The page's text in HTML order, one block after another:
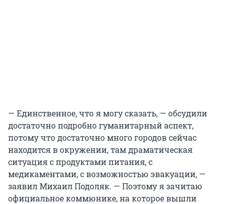
— Единственное, что я могу сказать, — обсудили
достаточно подробно гуманитарный аспект,
потому что достаточно много городов сейчас
находится в окружении, там драматическая
ситуация с продуктами питания, с
медикаментами, с возможностью эвакуации, —
заявил Михаил Подоляк. — Поэтому я зачитаю
официальное коммюнике, на которое вышли